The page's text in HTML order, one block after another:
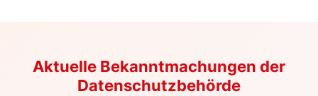
Aktuelle Bekanntmachungen der
Datenschutzbehörde